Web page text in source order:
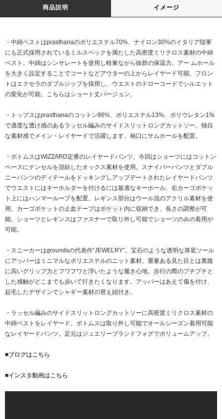
商品説明 イメージ
・中綿ベストはprasthanaのポリエステル70%、ナイロン30%のイタリア陸軍
にも正式採用されているミルスペックを満たした高密度ミリクロス素材の中綿
ベスト。中綿はシンサレートを使用し軽量ながら抜群の保温力。アー ムホール
を大きく設定することでコートなどアウターの上からレイヤード可能。フロン
トはエクセラのダブルジップを採用し、ウエストのドローコードでシルエット
の変化が可能。こちらはショート丈バージョン。
・トップスはprasthanaのコットン86%、ポリエステル13%、ポリウレタン1%
で適度な透け感のあるラッセル編みのサイドスリットロングカットソー。独自
な素材感でメイン・レイヤードで活躍します。袖口にサムホールを配置。
・ボトムスはWIZZARD定番のレイヤードパンツ。今回はショーツにはコットン
ベースにテンセルを混紡したオックス素材を使用。スナイパーパンツとダブル
ニーパンツのディテールをドッキングしアップデートされたレイヤードパンツ
でウエストにはキーホルダーを付けるには最適なキーホール、右カーゴポケッ
ト上にはハンマーループを配置。レギンス部分はウール混のアクリル素材を使
用。カーゴポケットの止血テープはポケット内に収納でき、長さの調整が可
能。ショーツとレギンスはファスナーで取り外し可能でショーツのみの着用が
可能。
・スニーカーはgroundsの代表作“JEWELRY”。宝石のような透明な厚底ソール
にアッパーはミニマルなポリエステルのニット素材。重量ある見た目とは裏腹
に高いグリップ力とフワフワと浮いたような履き心地。歩行の際のプチプチと
した感触がどこまでも歩いて行きたくなります。アッパーはあえて傷を付け、
起毛したデザインでシャギー素材の替え紐付き。
・ラッセル編みのサイドスリットロングカットソーに高密度ミリクロス素材の
中綿ベストをレイヤード。ボトムスは取り外し可能でオールシーズン着用可能
なレイヤードパンツ。足元はジュエリーブラシドフォグでボリュームアップ。
■ブログはこちら
■インスタ動画はこちら